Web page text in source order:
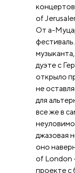
of
От а-
дуэте с
открыло
не
для
все же в
джазовая
оно
of London
проекте с